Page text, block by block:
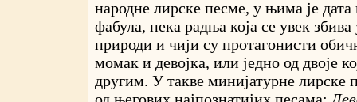
народне лирске песме, у њима је
фабула, нека радња која се увек збива
природи и чији су протагонисти
момак и девојка, или једно од двоје
другим. У такве минијатурне лирске